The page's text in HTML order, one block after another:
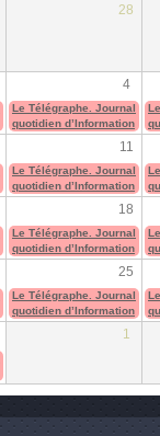
28
4
Le Télégraphe. Journal
quotidien d’Information
11
Le Télégraphe. Journal
quotidien d’Information
18
Le Télégraphe. Journal
quotidien d’Information
25
Le Télégraphe. Journal
quotidien d’Information
1